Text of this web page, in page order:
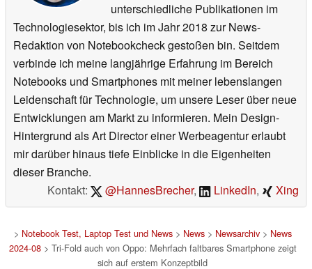
unterschiedliche Publikationen im
Technologiesektor, bis ich im Jahr 2018 zur News-
Redaktion von Notebookcheck gestoßen bin. Seitdem
verbinde ich meine langjährige Erfahrung im Bereich
Notebooks und Smartphones mit meiner lebenslangen
Leidenschaft für Technologie, um unsere Leser über neue
Entwicklungen am Markt zu informieren. Mein Design-
Hintergrund als Art Director einer Werbeagentur erlaubt
mir darüber hinaus tiefe Einblicke in die Eigenheiten
dieser Branche.
Kontakt:
@HannesBrecher, LinkedIn, Xing
> Notebook Test, Laptop Test und News> News> Newsarchiv> News
2024-08> Tri-Fold auch von Oppo: Mehrfach faltbares Smartphone zeigt
sich auf erstem Konzeptbild